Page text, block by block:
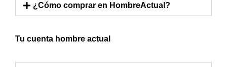
¿Cómo comprar en HombreActual?
Tu cuenta hombre actual